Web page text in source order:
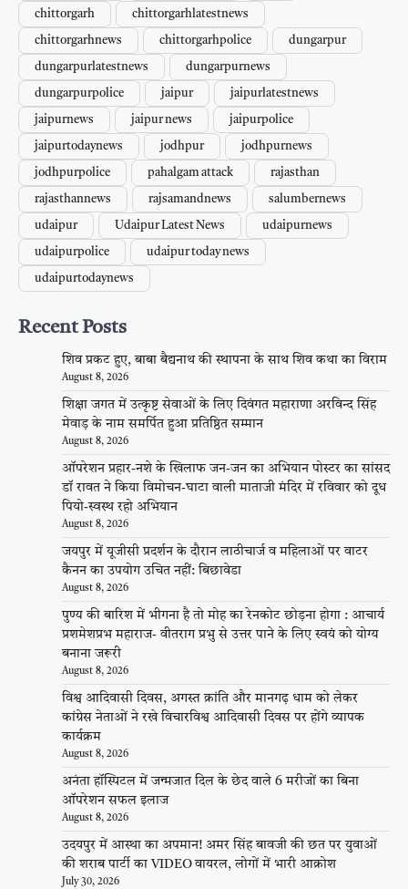
chittorgarh chittorgarhlatestnews
chittorgarhnews chittorgarhpolice dungarpur
dungarpurlatestnews dungarpurnews
dungarpurpolice jaipur jaipurlatestnews
jaipurnews jaipur news jaipurpolice
jaipurtodaynews jodhpur jodhpurnews
jodhpurpolice pahalgam attack rajasthan
rajasthannews rajsamandnews salumbernews
udaipur Udaipur Latest News udaipurnews
udaipurpolice udaipur today news
udaipurtodaynews
Recent Posts
शिव प्रकट हुए, बाबा बैद्यनाथ की स्थापना के साथ शिव कथा का विराम
August 8, 2026
शिक्षा जगत में उत्कृष्ट सेवाओं के लिए दिवंगत महाराणा अरविन्द सिंह
मेवाड़ के नाम समर्पित हुआ प्रतिष्ठित सम्मान
August 8, 2026
ऑपरेशन प्रहार-नशे के खिलाफ जन-जन का अभियान पोस्टर का सांसद
डॉ रावत ने किया विमोचन-घाटा वाली माताजी मंदिर में रविवार को दूध
पियो-स्वस्थ रहो अभियान
August 8, 2026
जयपुर में यूजीसी प्रदर्शन के दौरान लाठीचार्ज व महिलाओं पर वाटर
कैनन का उपयोग उचित नहीं: बिछावेडा
August 8, 2026
पुण्य की बारिश में भीगना है तो मोह का रेनकोट छोड़ना होगा : आचार्य
प्रशमेशप्रभ महाराज- वीतराग प्रभु से उत्तर पाने के लिए स्वयं को योग्य
बनाना जरूरी
August 8, 2026
विश्व आदिवासी दिवस, अगस्त क्रांति और मानगढ़ धाम को लेकर
कांग्रेस नेताओं ने रखे विचारविश्व आदिवासी दिवस पर होंगे व्यापक
कार्यक्रम
August 8, 2026
अनंता हॉस्पिटल में जन्मजात दिल के छेद वाले 6 मरीजों का बिना
ऑपरेशन सफल इलाज
August 8, 2026
उदयपुर में आस्था का अपमान! अमर सिंह बावजी की छत पर युवाओं
की शराब पार्टी का VIDEO वायरल, लोगों में भारी आक्रोश
July 30, 2026